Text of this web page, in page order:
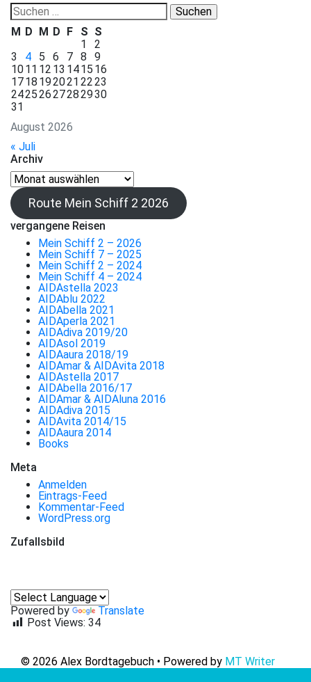
Suchen
nach:
August 2026
M D M D F S S
1
2
3
4 5 6 7 8
9
1011 12 13 1415 16
1718 192021 2223
24252627282930
31
« Juli
Archiv
Archiv
Route Mein Schiff 2 2026
vergangene Reisen
Mein Schiff 2 – 2026
Mein Schiff 7 – 2025
Mein Schiff 2 – 2024
Mein Schiff 4 – 2024
AIDAstella 2023
AIDAblu 2022
AIDAbella 2021
AIDAperla 2021
AIDAdiva 2019/20
AIDAsol 2019
AIDAaura 2018/19
AIDAmar & AIDAvita 2018
AIDAstella 2017
AIDAbella 2016/17
AIDAmar & AIDAluna 2016
AIDAdiva 2015
AIDAvita 2014/15
AIDAaura 2014
Books
Meta
Anmelden
Eintrags-Feed
Kommentar-Feed
WordPress.org
Zufallsbild
Powered by
Translate
Post Views: 34
© 2026 Alex Bordtagebuch • Powered by MT Writer